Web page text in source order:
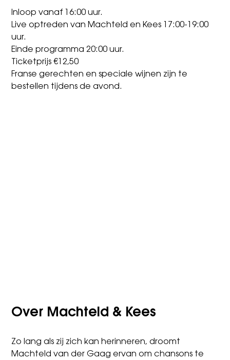
Inloop vanaf 16:00 uur.
Live optreden van Machteld en Kees 17:00-19:00
uur.
Einde programma 20:00 uur.
Ticketprijs €12,50
Franse gerechten en speciale wijnen zijn te
bestellen tijdens de avond.
Over Machteld & Kees
Zo lang als zij zich kan herinneren, droomt
Machteld van der Gaag ervan om chansons te